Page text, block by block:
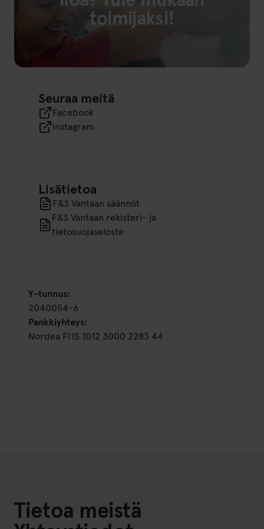
toimijaksi!
Seuraa meitä
Facebook
Instagram
Lisätietoa
F&S Vantaan säännöt
F&S Vantaan rekisteri- ja
tietosuojaseloste
Y-tunnus:
2040054-6
Pankkiyhteys:
Nordea FI15 1012 3000 2283 44
Tietoa meistä